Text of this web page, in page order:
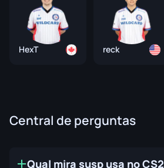
HexT reck
Central de perguntas
Qual mira susp usa no